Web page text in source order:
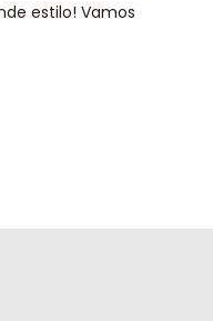
estilo! Vamos